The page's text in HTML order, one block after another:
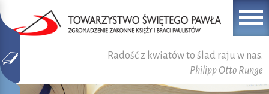
Radość z kwiatów to ślad raju w nas.
Philipp Otto Runge